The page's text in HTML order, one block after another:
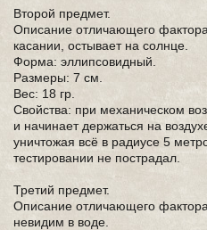
Второй предмет.
Описание отличающего
касании, остывает на солнце.
Форма: эллипсовидный.
Размеры: 7 см.
Вес: 18 гр.
Свойства: при механическом
и начинает держаться на
уничтожая всё в радиусе 5
тестировании не пострадал.
Третий предмет.
Описание отличающего
невидим в воде.